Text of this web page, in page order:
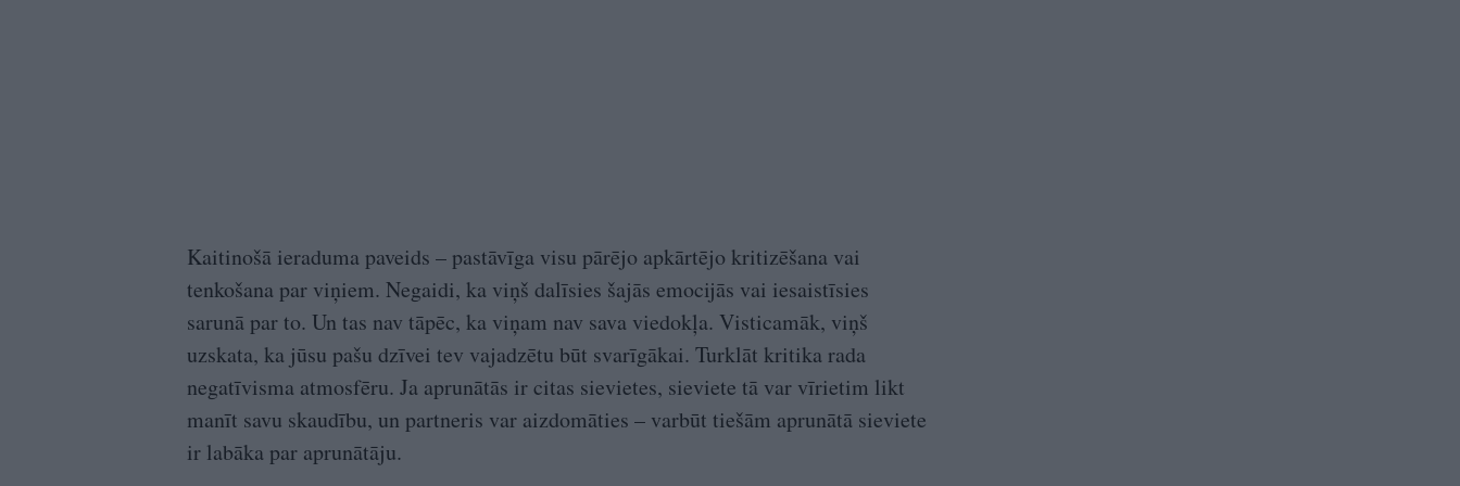
Kaitinošā ieraduma paveids – pastāvīga visu pārējo apkārtējo kritizēšana vai
tenkošana par viņiem. Negaidi, ka viņš dalīsies šajās emocijās vai iesaistīsies
sarunā par to. Un tas nav tāpēc, ka viņam nav sava viedokļa. Visticamāk, viņš
uzskata, ka jūsu pašu dzīvei tev vajadzētu būt svarīgākai. Turklāt kritika rada
negatīvisma atmosfēru. Ja aprunātās ir citas sievietes, sieviete tā var vīrietim likt
manīt savu skaudību, un partneris var aizdomāties – varbūt tiešām aprunātā sieviete
ir labāka par aprunātāju.